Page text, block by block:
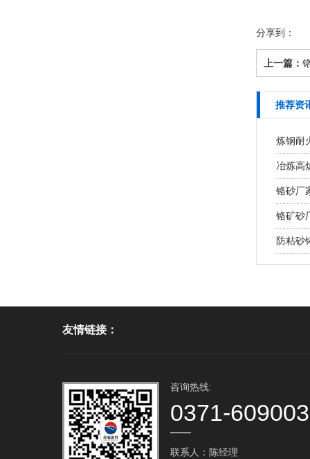
分享到：
上一篇：
推荐资
炼钢耐
冶炼高
铬砂厂
铬矿砂
防粘砂
友情链接：
咨询热线:
0371-
联系人：陈经理